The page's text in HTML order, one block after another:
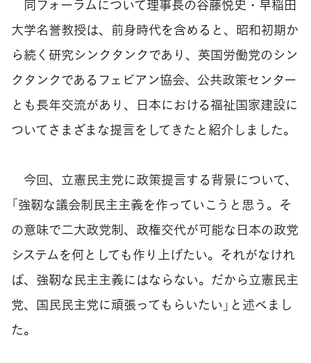
同フォーラムについて理事長の谷藤悦史・早稲田
大学名誉教授は、前身時代を含めると、昭和初期か
ら続く研究シンクタンクであり、英国労働党のシン
クタンクであるフェビアン協会、公共政策センター
とも長年交流があり、日本における福祉国家建設に
ついてさまざまな提言をしてきたと紹介しました。
今回、立憲民主党に政策提言する背景について、
「強靭な議会制民主主義を作っていこうと思う。そ
の意味で二大政党制、政権交代が可能な日本の政党
システムを何としても作り上げたい。それがなけれ
ば、強靭な民主主義にはならない。だから立憲民主
党、国民民主党に頑張ってもらいたい」と述べまし
た。